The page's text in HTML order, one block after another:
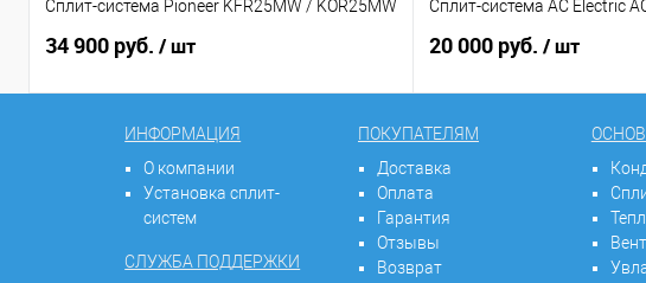
Сплит-система Pioneer KFR25MW / KOR25MW
34 900 руб. / шт
Сплит-система AC Electric
20 000 руб. / шт
ИНФОРМАЦИЯ
О компании
Установка сплит-
систем
СЛУЖБА ПОДДЕРЖКИ
ПОКУПАТЕЛЯМ
Доставка
Оплата
Гарантия
Отзывы
Возврат